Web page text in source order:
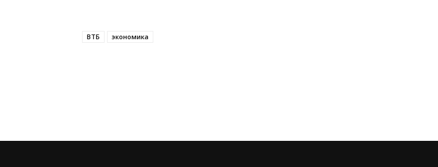
ВТБ экономика